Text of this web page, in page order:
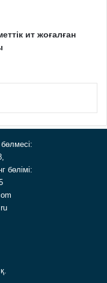
ит жоғалған
бөлімі: